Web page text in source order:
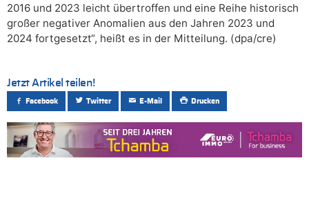
2016 und 2023 leicht übertroffen und eine Reihe historisch
großer negativer Anomalien aus den Jahren 2023 und
2024 fortgesetzt“, heißt es in der Mitteilung. (dpa/cre)
Jetzt Artikel teilen!
Facebook Twitter E-Mail Drucken